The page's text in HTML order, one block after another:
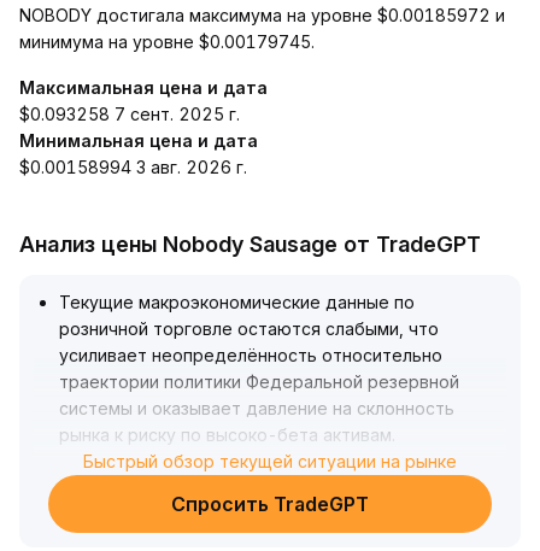
NOBODY достигала максимума на уровне $0.00185972 и
минимума на уровне $0.00179745.
Максимальная цена и дата
$0.093258 7 сент. 2025 г.
Минимальная цена и дата
$0.00158994 3 авг. 2026 г.
Анализ цены Nobody Sausage от TradeGPT
Текущие макроэкономические данные по
розничной торговле остаются слабыми, что
усиливает неопределённость относительно
траектории политики Федеральной резервной
системы и оказывает давление на склонность
рынка к риску по высоко-бета активам
NOBODY испытывает краткосрочное
понижательное давление и находится на
технически важном уровне поддержки, где
Быстрый обзор текущей ситуации на рынке
Спросить TradeGPT